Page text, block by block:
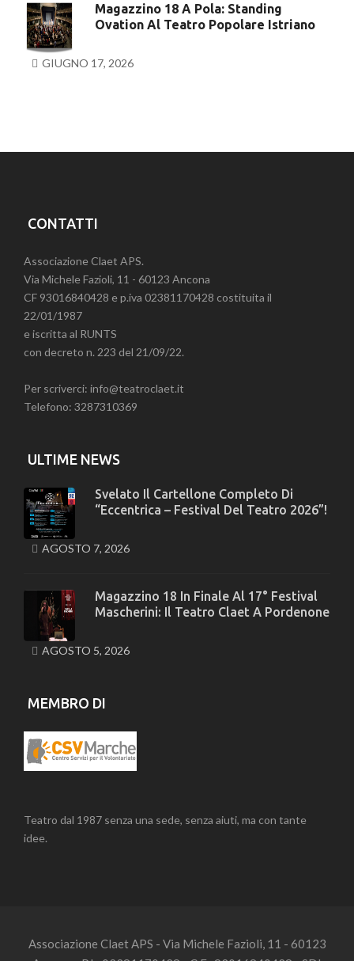
Magazzino 18 A Pola: Standing
Ovation Al Teatro Popolare Istriano
GIUGNO 17, 2026
CONTATTI
Associazione Claet APS.
Via Michele Fazioli, 11 - 60123 Ancona
CF 93016840428 e p.iva 02381170428 costituita il
22/01/1987
e iscritta al RUNTS
con decreto n. 223 del 21/09/22.
Per scriverci: info@teatroclaet.it
Telefono: 3287310369
ULTIME NEWS
Svelato Il Cartellone Completo Di
“Eccentrica – Festival Del Teatro 2026”!
AGOSTO 7, 2026
Magazzino 18 In Finale Al 17° Festival
Mascherini: Il Teatro Claet A Pordenone
AGOSTO 5, 2026
MEMBRO DI
Teatro dal 1987 senza una sede, senza aiuti, ma con tante
idee.
Associazione Claet APS - Via Michele Fazioli, 11 - 60123